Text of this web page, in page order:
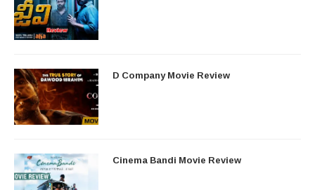
D Company Movie Review
Cinema Bandi Movie Review